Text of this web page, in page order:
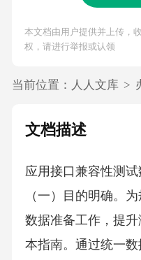
本文档由用户提供并上传，
权，请进行举报或认领
当前位置： 人人文库 >
文档描述
应用接口兼容性测
（一）目的明确。
数据准备工作，提
本指南。通过统一